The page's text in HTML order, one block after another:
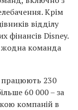
Крім
відділу
фінансів Disney.
жодна команда
працюють 230
60 000 – за
компаній в